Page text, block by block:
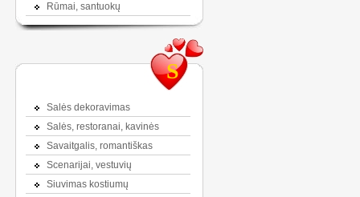
Rūmai, santuokų
S
Salės dekoravimas
Salės, restoranai, kavinės
Savaitgalis, romantiškas
Scenarijai, vestuvių
Siuvimas kostiumų